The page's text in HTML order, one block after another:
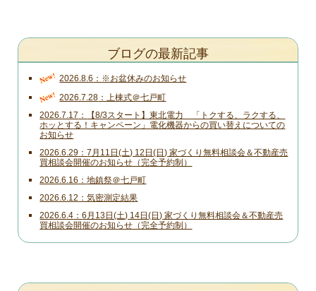
ブログの最新記事
New! 2026.8.6 ※お盆休みのお知らせ
New! 2026.7.28 上棟式＠七戸町
2026.7.17
【8/3スタート】東北電力 「トクする、ラクする、
ホッとする！キャンペーン」電化機器からの買い替えについての
お知らせ
2026.6.29
7月11日(土) 12日(日) 家づくり無料相談会＆不動産売
買相談会開催のお知らせ（完全予約制）
2026.6.16 地鎮祭＠七戸町
2026.6.12 気密測定結果
2026.6.4
6月13日(土) 14日(日) 家づくり無料相談会＆不動産売
買相談会開催のお知らせ（完全予約制）